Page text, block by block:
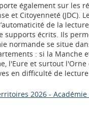
également sur les
et Citoyenneté (JDC).
de la
supports écrits. Ils
normande se situe
: si la Manche
l'Eure et surtout
en difficulté de
2026 -